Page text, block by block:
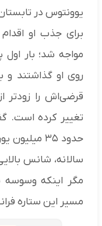
یوونتوس در
برای جذب او
مواجه شد؛ بار
روی او گذاشتند و
قرضی‌اش را زودتر
تغییر کرده است.
سالانه، شانس
مگر اینکه وسوسه
مسیر این ستاره